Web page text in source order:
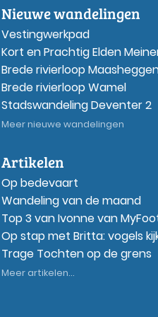
Nieuwe wandelingen
Vestingwerkpad
Kort en Prachtig Elden
Brede rivierloop
Brede rivierloop Wamel
Stadswandeling Deventer 2
Meer nieuwe wandelingen
Artikelen
Op bedevaart
Wandeling van de maand
Top 3 van Ivonne van
Op stap met Britta: vogels
Trage Tochten op de grens
Meer artikelen...